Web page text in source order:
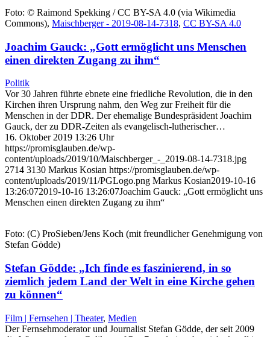
Foto: © Raimond Spekking / CC BY-SA 4.0 (via Wikimedia
Commons), Maischberger - 2019-08-14-7318, CC BY-SA 4.0
Joachim Gauck: „Gott ermöglicht uns Menschen
einen direkten Zugang zu ihm“
Politik
Vor 30 Jahren führte ebnete eine friedliche Revolution, die in den
Kirchen ihren Ursprung nahm, den Weg zur Freiheit für die
Menschen in der DDR. Der ehemalige Bundespräsident Joachim
Gauck, der zu DDR-Zeiten als evangelisch-lutherischer…
16. Oktober 2019 13:26 Uhr
https://promisglauben.de/wp-
content/uploads/2019/10/Maischberger_-_2019-08-14-7318.jpg
2714 3130 Markus Kosian https://promisglauben.de/wp-
content/uploads/2019/11/PGLogo.png Markus Kosian2019-10-16
13:26:072019-10-16 13:26:07Joachim Gauck: „Gott ermöglicht uns
Menschen einen direkten Zugang zu ihm“
Foto: (C) ProSieben/Jens Koch (mit freundlicher Genehmigung von
Stefan Gödde)
Stefan Gödde: „Ich finde es faszinierend, in so
ziemlich jedem Land der Welt in eine Kirche gehen
zu können“
Film | Fernsehen | Theater, Medien
Der Fernsehmoderator und Journalist Stefan Gödde, der seit 2009